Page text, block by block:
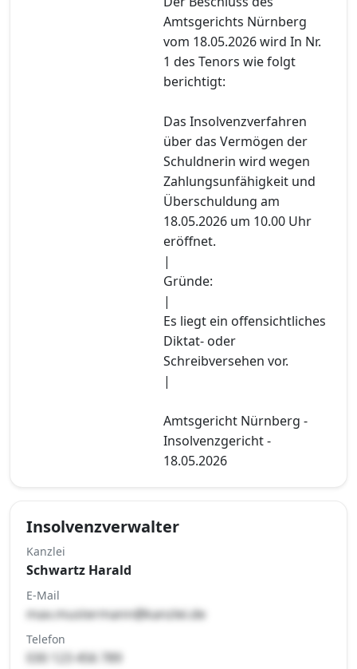
Amtsgerichts Nürnberg
vom 18.05.2026 wird In Nr.
1 des Tenors wie folgt
berichtigt:
Das Insolvenzverfahren
über das Vermögen der
Schuldnerin wird wegen
Zahlungsunfähigkeit und
Überschuldung am
18.05.2026 um 10.00 Uhr
eröffnet.
|
Gründe:
|
Es liegt ein offensichtliches
Diktat- oder
Schreibversehen vor.
|
Amtsgericht Nürnberg -
Insolvenzgericht -
18.05.2026
Insolvenzverwalter
Kanzlei
Schwartz Harald
E-Mail
max.mustermann@kanzlei.de
Telefon
030 123 456 789